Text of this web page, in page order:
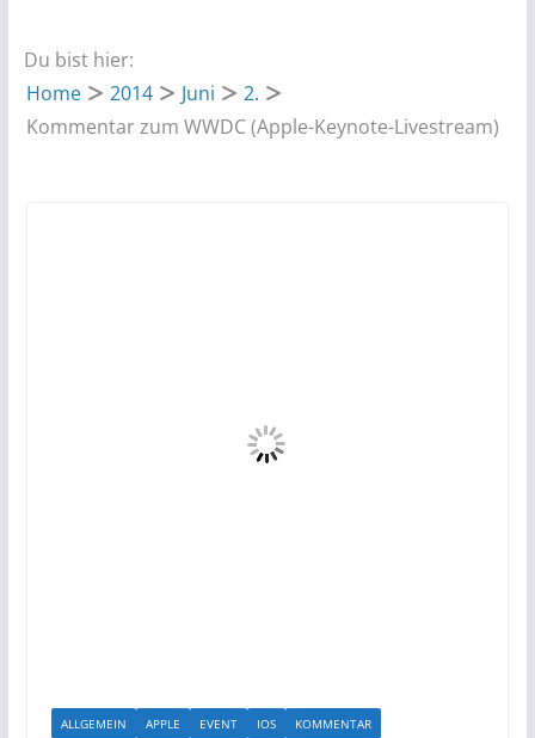
Du bist hier:
Home
2014 Juni
2.
Kommentar zum WWDC (Apple-Keynote-Livestream)
ALLGEMEIN APPLE EVENT IOS KOMMENTAR